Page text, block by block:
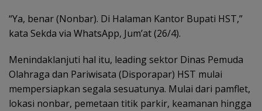
“Ya, benar (Nonbar). Di Halaman Kantor Bupati HST,”
kata Sekda via WhatsApp, Jum’at (26/4).
Menindaklanjuti hal itu, leading sektor Dinas Pemuda
Olahraga dan Pariwisata (Disporapar) HST mulai
mempersiapkan segala sesuatunya. Mulai dari pamflet,
lokasi nonbar, pemetaan titik parkir, keamanan hingga